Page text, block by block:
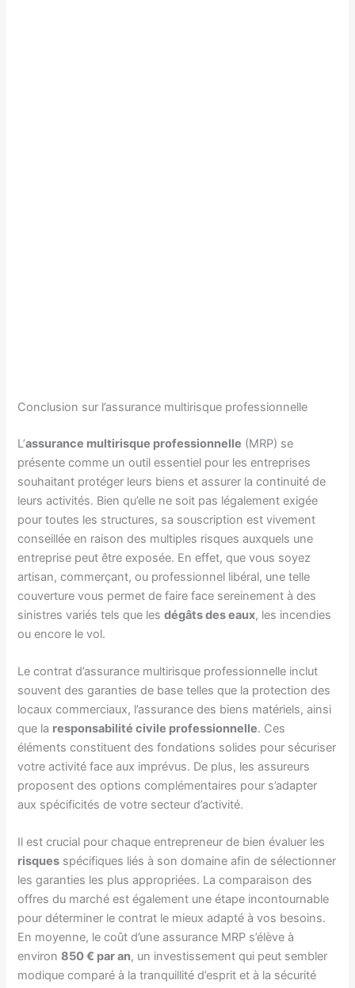
Conclusion sur l’assurance multirisque professionnelle
L’assurance multirisque professionnelle (MRP) se
présente comme un outil essentiel pour les entreprises
souhaitant protéger leurs biens et assurer la continuité de
leurs activités. Bien qu’elle ne soit pas légalement exigée
pour toutes les structures, sa souscription est vivement
conseillée en raison des multiples risques auxquels une
entreprise peut être exposée. En effet, que vous soyez
artisan, commerçant, ou professionnel libéral, une telle
couverture vous permet de faire face sereinement à des
sinistres variés tels que lesdégâts des eaux, les incendies
ou encore le vol.
Le contrat d’assurance multirisque professionnelle inclut
souvent des garanties de base telles que la protection des
locaux commerciaux, l’assurance des biens matériels, ainsi
que la responsabilité civile professionnelle. Ces
éléments constituent des fondations solides pour sécuriser
votre activité face aux imprévus. De plus, les assureurs
proposent des options complémentaires pour s’adapter
aux spécificités de votre secteur d’activité.
Il est crucial pour chaque entrepreneur de bien évaluer les
risques spécifiques liés à son domaine afin de sélectionner
les garanties les plus appropriées. La comparaison des
offres du marché est également une étape incontournable
pour déterminer le contrat le mieux adapté à vos besoins.
En moyenne, le coût d’une assurance MRP s’élève à
environ850 € par an, un investissement qui peut sembler
modique comparé à la tranquillité d’esprit et à la sécurité